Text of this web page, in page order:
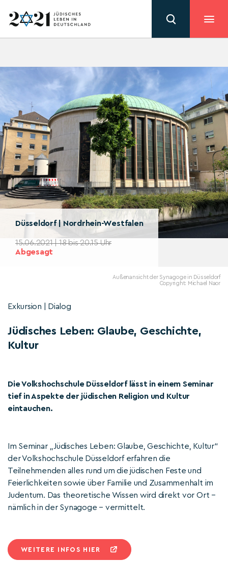
Düsseldorf | Nordrhein-Westfalen
15.06.2021 | 18 bis 20.15 Uhr
Abgesagt
Außenansicht der Synagoge in Düsseldorf
Copyright: Michael Naor
Exkursion | Dialog
Jüdisches Leben: Glaube, Geschichte,
Kultur
Die Volkshochschule Düsseldorf lässt in einem Seminar
tief in Aspekte der jüdischen Religion und Kultur
eintauchen.
Im Seminar „Jüdisches Leben: Glaube, Geschichte, Kultur“
der Volkshochschule Düsseldorf erfahren die
Teilnehmenden alles rund um die jüdischen Feste und
Feierlichkeiten sowie über Familie und Zusammenhalt im
Judentum. Das theoretische Wissen wird direkt vor Ort –
nämlich in der Synagoge – vermittelt.
WEITERE INFOS HIER